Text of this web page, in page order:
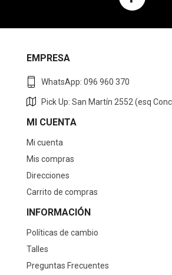
EMPRESA
WhatsApp: 096 960 370
Pick Up: San Martín 2552 (esq
MI CUENTA
Mi cuenta
Mis compras
Direcciones
Carrito de compras
INFORMACIÓN
Políticas de cambio
Talles
Preguntas Frecuentes